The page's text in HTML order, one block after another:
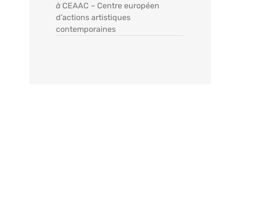
à CEAAC – Centre européen
d’actions artistiques
contemporaines